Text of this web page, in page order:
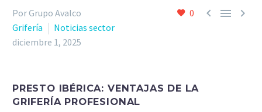
0   
Por Grupo Avalco
Grifería
Noticias sector
diciembre 1, 2025
PRESTO IBÉRICA: VENTAJAS DE LA
GRIFERÍA PROFESIONAL